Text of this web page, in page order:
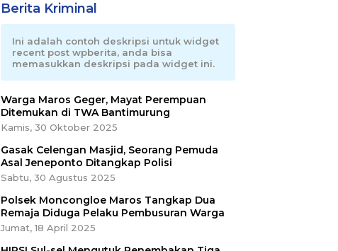
Berita Kriminal
Ini adalah contoh deskripsi untuk widget
recent post wpberita, anda bisa
memasukkan deskripsi pada widget ini.
Warga Maros Geger, Mayat Perempuan
Ditemukan di TWA Bantimurung
Kamis, 30 Oktober 2025
Gasak Celengan Masjid, Seorang Pemuda
Asal Jeneponto Ditangkap Polisi
Sabtu, 30 Agustus 2025
Polsek Moncongloe Maros Tangkap Dua
Remaja Diduga Pelaku Pembusuran Warga
Jumat, 18 April 2025